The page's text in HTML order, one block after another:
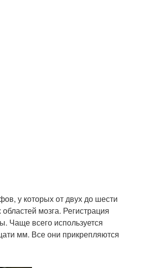
у которых от двух до шести
мозга. Регистрация
Чаще всего используется
мм. Все они прикрепляются